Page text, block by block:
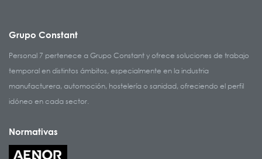
Grupo Constant
Personal 7 pertenece a Grupo Constant y ofrece soluciones de trabajo
temporal en distintos ámbitos, especialmente en la industria
manufacturera, automoción, hostelería o sanidad, ofreciendo el perfil
idóneo en cada sector.
Normativas